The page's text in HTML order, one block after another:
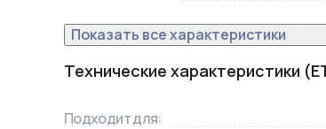
Показать все характеристики
Технические характеристики
Подходит для: